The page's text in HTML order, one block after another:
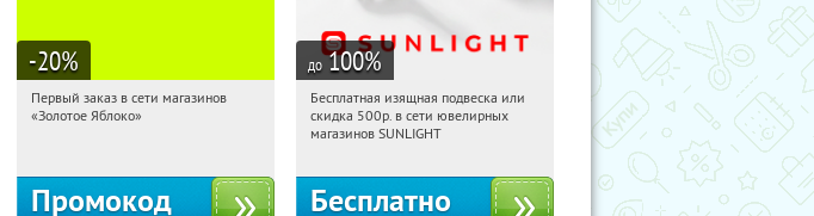
-20%
00:27:52
Получи первым!
Первый заказ в сети магазинов
«Золотое Яблоко»
Промокод
до 100%
00:27:52 Получили:
Россия
Бесплатная изящная подвеска или
скидка 500р. в сети ювелирных
магазинов SUNLIGHT
Бесплатно